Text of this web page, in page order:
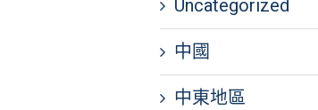
Uncategorized
中國
中東地區